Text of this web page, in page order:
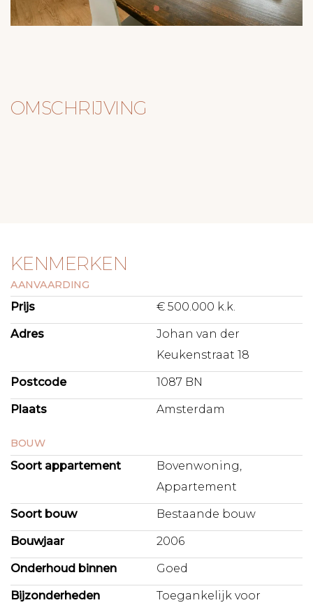
OMSCHRIJVING
KENMERKEN
AANVAARDING
Prijs € 500.000 k.k.
Adres
Johan van der
Keukenstraat 18
Postcode 1087 BN
Plaats Amsterdam
BOUW
Soort appartement
Bovenwoning,
Appartement
Soort bouw Bestaande bouw
Bouwjaar 2006
Onderhoud binnen Goed
Bijzonderheden
Toegankelijk voor